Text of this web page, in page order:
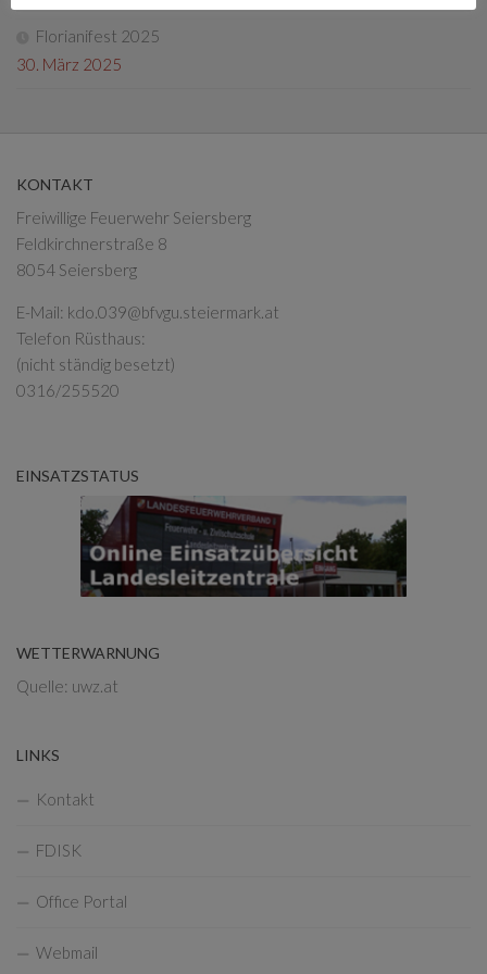
Florianifest 2025
30. März 2025
KONTAKT
Freiwillige Feuerwehr Seiersberg
Feldkirchnerstraße 8
8054 Seiersberg
E-Mail: kdo.039@bfvgu.steiermark.at
Telefon Rüsthaus:
(nicht ständig besetzt)
0316/255520
EINSATZSTATUS
WETTERWARNUNG
Quelle: uwz.at
LINKS
Kontakt
FDISK
Office Portal
Webmail